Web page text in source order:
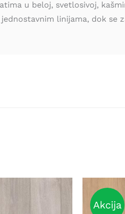
u beloj, svetlosivoj,
linijama, dok se
Akcija